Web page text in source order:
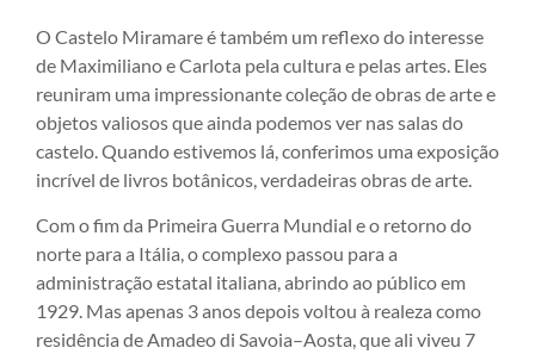
O Castelo Miramare é também um reflexo do interesse
de Maximiliano e Carlota pela cultura e pelas artes. Eles
reuniram uma impressionante coleção de obras de arte e
objetos valiosos que ainda podemos ver nas salas do
castelo. Quando estivemos lá, conferimos uma exposição
incrível de livros botânicos, verdadeiras obras de arte.
Com o fim da Primeira Guerra Mundial e o retorno do
norte para a Itália, o complexo passou para a
administração estatal italiana, abrindo ao público em
1929. Mas apenas 3 anos depois voltou à realeza como
residência de Amadeo di Savoia–Aosta, que ali viveu 7